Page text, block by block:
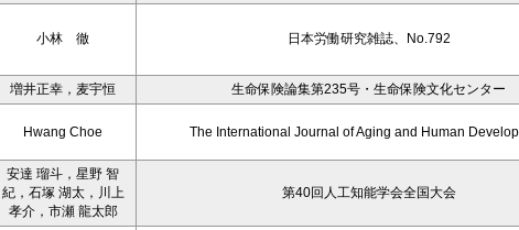
小林 徹 日本労働研究雑誌、No.792
増井正幸，麦宇恒 生命保険論集第235号・生命保険文化センター
Hwang Choe The International Journal of Aging and Human
安達 瑠斗，星野 智
紀，石塚 湖太，川上
孝介，市瀬 龍太郎
第40回人工知能学会全国大会